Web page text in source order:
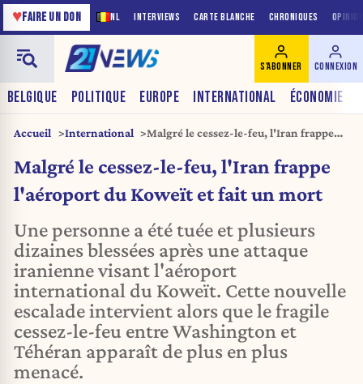
NL INTERVIEWS CARTE BLANCHE CHRONIQUES
♥FAIRE UN DON
BELGIQUE POLITIQUE EUROPE INTERNATIONAL ÉCONOMIE
S'ABONNER CONNEXION
Accueil International
Malgré le cessez-le-feu, l'Iran frappe
Malgré le cessez-le-feu, l'Iran frappe
l'aéroport du Koweït et fait un mort
Une personne a été tuée et plusieurs
dizaines blessées après une attaque
iranienne visant l'aéroport
international du Koweït. Cette nouvelle
escalade intervient alors que le fragile
cessez-le-feu entre Washington et
Téhéran apparaît de plus en plus
menacé.